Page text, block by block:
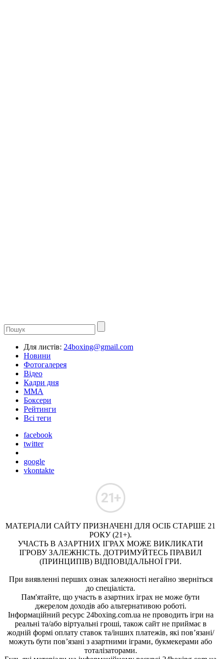
Для листів: 24boxing@gmail.com
Новини
Фотогалерея
Відео
Кадри дня
ММА
Боксери
Рейтинги
Всі теги
facebook
twitter
google
vkontakte
МАТЕРІАЛИ САЙТУ ПРИЗНАЧЕНІ ДЛЯ ОСІБ СТАРШЕ 21
РОКУ (21+).
УЧАСТЬ В АЗАРТНИХ ІГРАХ МОЖЕ ВИКЛИКАТИ
ІГРОВУ ЗАЛЕЖНІСТЬ. ДОТРИМУЙТЕСЬ ПРАВИЛ
(ПРИНЦИПІВ) ВІДПОВІДАЛЬНОЇ ГРИ.
При виявленні перших ознак залежності негайно зверніться
до спеціаліста.
Пам'ятайте, що участь в азартних іграх не може бути
джерелом доходів або альтернативою роботі.
Інформаційний ресурс 24boxing.com.ua не проводить ігри на
реальні та/або віртуальні гроші, також сайт не приймає в
жодній формі оплату ставок та/інших платежів, які пов’язані/
можуть бути пов’язані з азартними іграми, букмекерами або
тоталізаторами.